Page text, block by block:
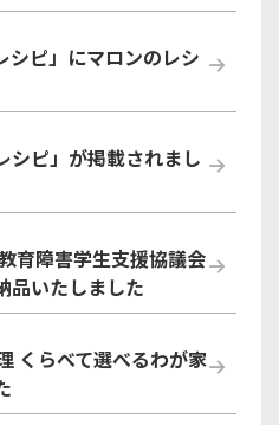
シピ」にマロンのレシ
シピ」が掲載されまし
育障害学生支援協議会
品いたしました
くらべて選べるわが家